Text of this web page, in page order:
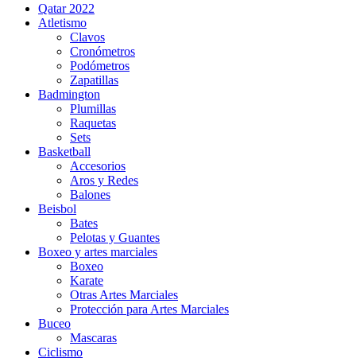
Qatar 2022
Atletismo
Clavos
Cronómetros
Podómetros
Zapatillas
Badmington
Plumillas
Raquetas
Sets
Basketball
Accesorios
Aros y Redes
Balones
Beisbol
Bates
Pelotas y Guantes
Boxeo y artes marciales
Boxeo
Karate
Otras Artes Marciales
Protección para Artes Marciales
Buceo
Mascaras
Ciclismo